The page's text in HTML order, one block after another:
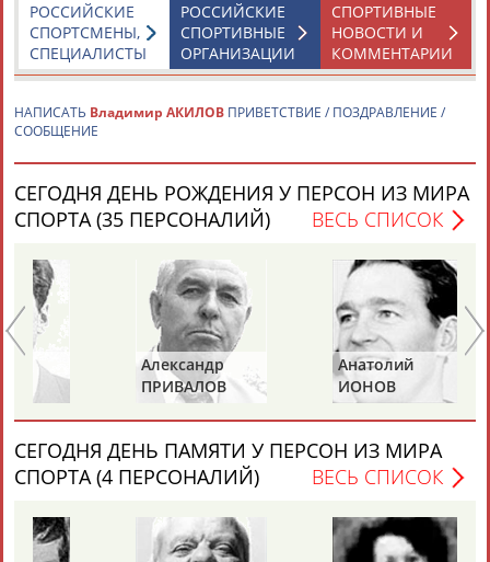
Разработка и поддержка ООО НАИТ «Стадион»
Адресов в новостной рассылке: 996
Подпишись
СПОРТИВНЫЕ
НОВОСТИ И
КОММЕНТАРИИ
РОССИЙСКИЕ
СПОРТИВНЫЕ
ОРГАНИЗАЦИИ
РОССИЙСКИЕ
СПОРТСМЕНЫ,
СПЕЦИАЛИСТЫ
НАПИСАТЬ Владимир АКИЛОВ ПРИВЕТСТВИЕ / ПОЗДРАВЛЕНИЕ /
СООБЩЕНИЕ
СЕГОДНЯ ДЕНЬ РОЖДЕНИЯ У ПЕРСОН ИЗ МИРА
СПОРТА (35 ПЕРСОНАЛИЙ)
ВЕСЬ СПИСОК
Александр
ПРИВАЛОВ
Анатолий
СЕГОДНЯ ДЕНЬ ПАМЯТИ У ПЕРСОН ИЗ МИРА
СПОРТА (4 ПЕРСОНАЛИЙ)
ВЕСЬ СПИСОК